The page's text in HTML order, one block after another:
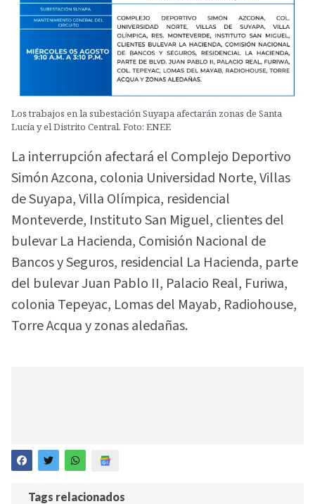
Los trabajos en la subestación Suyapa afectarán zonas de Santa
Lucía y el Distrito Central. Foto: ENEE
La interrupción afectará el Complejo Deportivo
Simón Azcona, colonia Universidad Norte, Villas
de Suyapa, Villa Olímpica, residencial
Monteverde, Instituto San Miguel, clientes del
bulevar La Hacienda, Comisión Nacional de
Bancos y Seguros, residencial La Hacienda, parte
del bulevar Juan Pablo II, Palacio Real, Furiwa,
colonia Tepeyac, Lomas del Mayab, Radiohouse,
Torre Acqua y zonas aledañas.
Tags relacionados